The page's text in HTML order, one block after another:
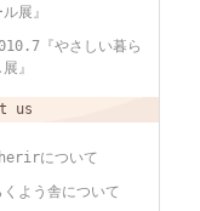
展』
『やさしい暮ら
展』
us
について
くよう舎について